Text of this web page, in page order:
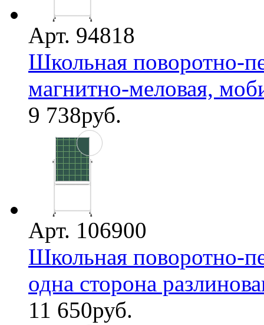
Арт. 94818
Школьная поворотно-
магнитно-меловая,
9 738руб.
Арт. 106900
Школьная поворотно-
одна сторона
11 650руб.